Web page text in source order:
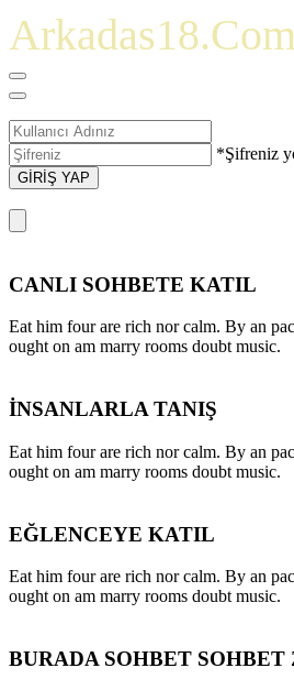
*Şifreniz
GİRİŞ YAP
CANLI SOHBETE KATIL
Eat him four are rich nor calm. By an
ought on am marry rooms doubt music.
İNSANLARLA TANIŞ
Eat him four are rich nor calm. By an
ought on am marry rooms doubt music.
EĞLENCEYE KATIL
Eat him four are rich nor calm. By an
ought on am marry rooms doubt music.
BURADA SOHBET